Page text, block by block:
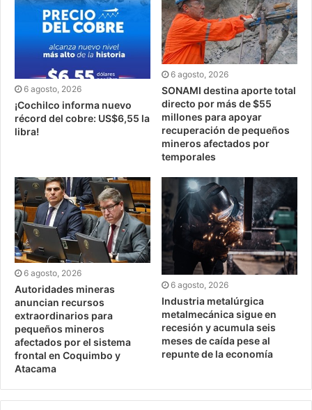
6 agosto, 2026
¡Cochilco informa nuevo
récord del cobre: US$6,55 la
libra!
6 agosto, 2026
SONAMI destina aporte total
directo por más de $55
millones para apoyar
recuperación de pequeños
mineros afectados por
temporales
6 agosto, 2026
Autoridades mineras
anuncian recursos
extraordinarios para
pequeños mineros
afectados por el sistema
frontal en Coquimbo y
Atacama
6 agosto, 2026
Industria metalúrgica
metalmecánica sigue en
recesión y acumula seis
meses de caída pese al
repunte de la economía